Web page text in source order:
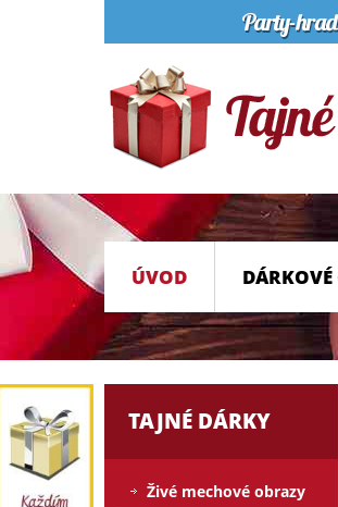
ÚVOD
TAJNÉ DÁRKY
Živé mechové obrazy